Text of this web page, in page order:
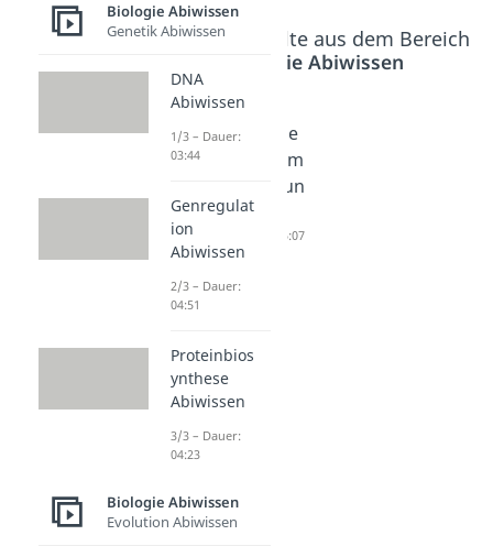
Beliebte Inhalte aus dem Bereich
Biologie Abiwissen
Homolo
gie und
Abiwisse
Dauer: 05:03
Periode
nsystem
Erklärun
g
Dauer: 05:07
Biologie Abiwissen
Genetik Abiwissen
DNA
Abiwissen
1/3 – Dauer:
03:44
Genregulat
ion
Abiwissen
2/3 – Dauer:
04:51
Proteinbios
ynthese
Abiwissen
3/3 – Dauer:
04:23
Biologie Abiwissen
Evolution Abiwissen